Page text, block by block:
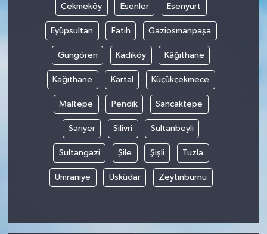
Çekmeköy Esenler Esenyurt
Eyüpsultan Fatih Gaziosmanpaşa
Güngören Kadıköy Kâğıthane
Kağıthane Kartal Küçükçekmece
Maltepe Pendik Sancaktepe
Sarıyer Silivri Sultanbeyli
Sultangazi Şile Şişli Tuzla
Ümraniye Üsküdar Zeytinburnu